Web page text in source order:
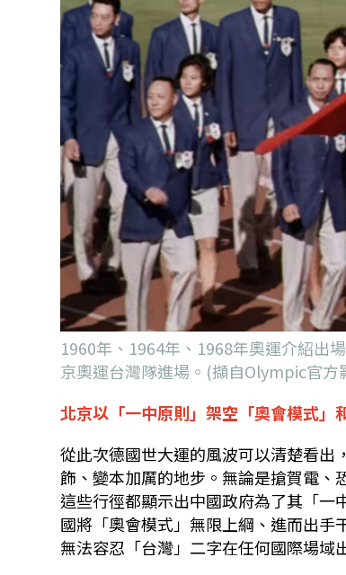
1960年、1964年、1968年奧運介紹出
京奧運台灣隊進場。(擷自Olympic官方
北京以「一中原則」架空「奧會模式」
從此次德國世大運的風波可以清楚看出
飾、變本加厲的地步。無論是搶賀電、
這些行徑都顯示出中國政府為了其「
國將「奧會模式」無限上綱、進而出
無法容忍「台灣」二字在任何國際場域